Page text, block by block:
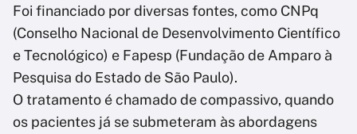
Foi financiado por diversas fontes, como CNPq
(Conselho Nacional de Desenvolvimento Científico
e Tecnológico) e Fapesp (Fundação de Amparo à
Pesquisa do Estado de São Paulo).
O tratamento é chamado de compassivo, quando
os pacientes já se submeteram às abordagens